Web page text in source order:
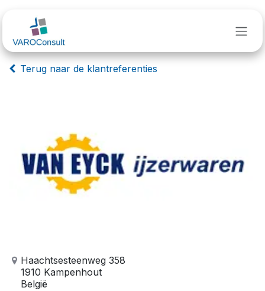
Terug naar de klantreferenties
Haachtsesteenweg 358
1910 Kampenhout
België